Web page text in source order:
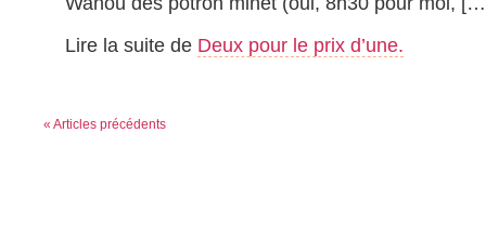
Lire la suite de Deux pour le prix d’une.
« Articles précédents